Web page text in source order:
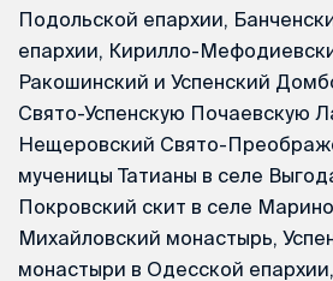
Подольской епархии,
епархии, Кирилло-
Ракошинский и Успенский
Свято-Успенскую Почаевскую
Нещеровский Свято-
мученицы Татианы в селе
Покровский скит в селе
Михайловский монастырь,
монастыри в Одесской